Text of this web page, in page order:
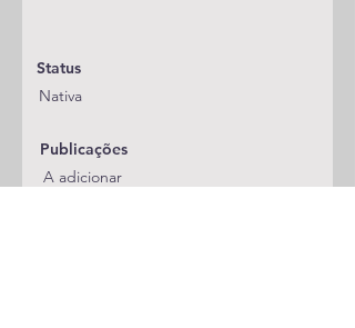
Status
Nativa
Publicações
A adicionar